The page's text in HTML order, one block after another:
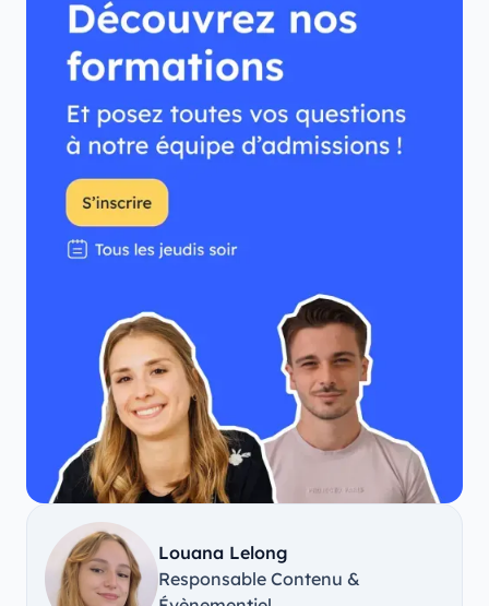
Louana Lelong
Responsable Contenu &